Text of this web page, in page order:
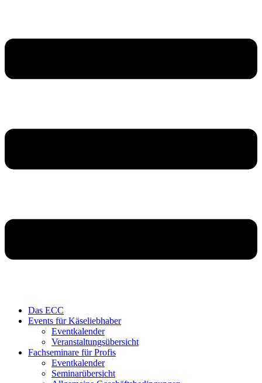
Das ECC
Events für Käseliebhaber
Eventkalender
Veranstaltungsübersicht
Fachseminare für Profis
Eventkalender
Seminarübersicht